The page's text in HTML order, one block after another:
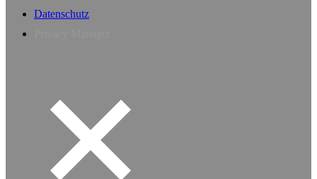
Datenschutz